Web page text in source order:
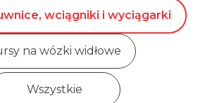
wciągniki i wyciągarki
na wózki widłowe
Wszystkie